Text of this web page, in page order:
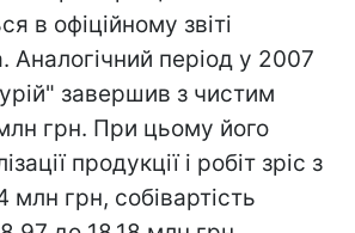
в офіційному звіті
Аналогічний період у 2007
завершив з чистим
грн. При цьому його
продукції і робіт зріс з
млн грн, собівартість